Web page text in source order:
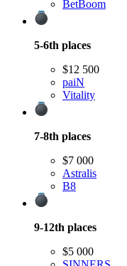
BetBoom
5-6th places
$12 500
paiN
Vitality
7-8th places
$7 000
Astralis
B8
9-12th places
$5 000